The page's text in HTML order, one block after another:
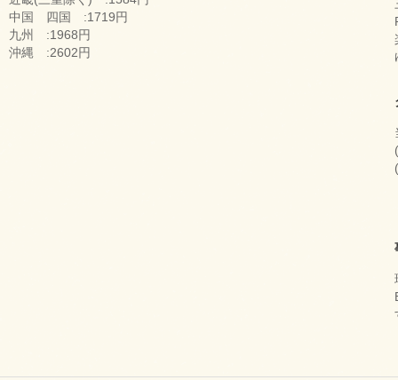
中国 四国 :1719円
九州 :1968円
沖縄 :2602円